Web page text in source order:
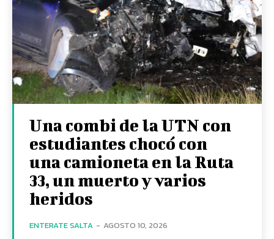
Una combi de la UTN con
estudiantes chocó con
una camioneta en la Ruta
33, un muerto y varios
heridos
ENTERATE SALTA - AGOSTO 10, 2026